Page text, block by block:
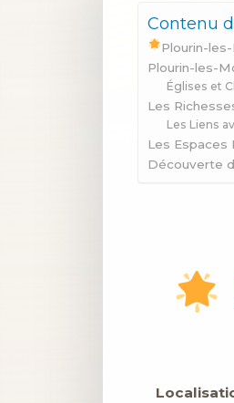
Contenu
Plourin-
Plourin-les-
Églises et
Les
Les Liens
Les Espaces
Découverte